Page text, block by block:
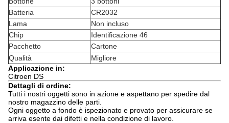
Batteria
CR2032
Lama
Non incluso
Chip
Identificazione 46
Pacchetto
Cartone
Qualità
Migliore
Applicazione in:
Citroen DS
Dettagli di ordine:
Tutti i nostri oggetti sono in azione e aspettano per spedire dal
nostro magazzino delle parti.
Ogni oggetto a fondo è ispezionato e provato per assicurare se
arriva esente dai difetti e nella condizione di lavoro.